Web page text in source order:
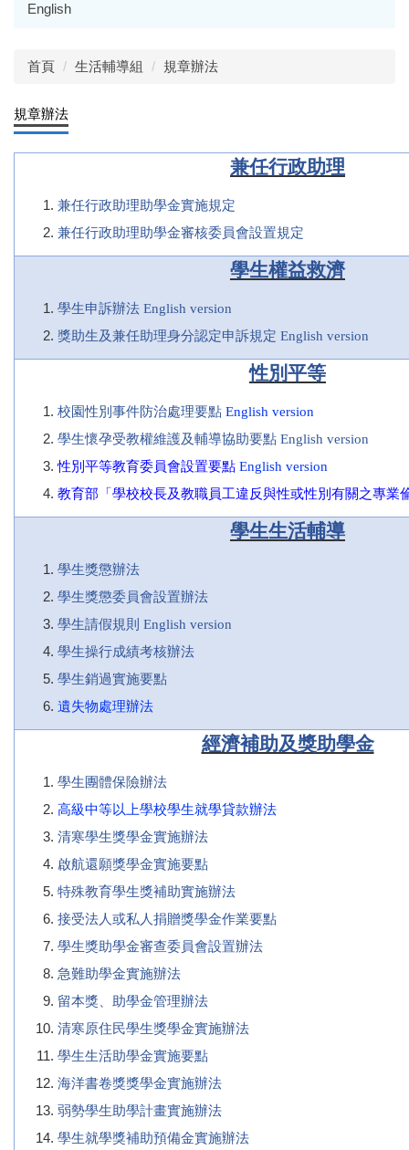
English
首頁 生活輔導組 規章辦法
規章辦法
兼任行政助理
兼任行政助理助學金實施規定
兼任行政助理助學金審核委員會設置規定
學生權益救濟
學生申訴辦法 English version
獎助生及兼任助理身分認定申訴規定 English version
性別平等
校園性別事件防治處理要點 English version
學生懷孕受教權維護及輔導協助要點 English version
性別平等教育委員會設置要點 English version
教育部「學校校長及教職員工違反與性或性別有關之專業
學生生活輔導
學生獎懲辦法
學生獎懲委員會設置辦法
學生請假規則 English version
學生操行成績考核辦法
學生銷過實施要點
遺失物處理辦法
經濟補助及獎助學金
學生團體保險辦法
高級中等以上學校學生就學貸款辦法
清寒學生獎學金實施辦法
啟航還願獎學金實施要點
特殊教育學生獎補助實施辦法
接受法人或私人捐贈獎學金作業要點
學生獎助學金審查委員會設置辦法
急難助學金實施辦法
留本獎、助學金管理辦法
清寒原住民學生獎學金實施辦法
學生生活助學金實施要點
海洋書卷獎獎學金實施辦法
弱勢學生助學計畫實施辦法
學生就學獎補助預備金實施辦法